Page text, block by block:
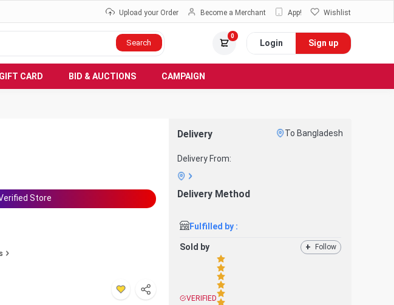
Upload your Order Become a Merchant App! Wishlist
Search
0
Login Sign up
GIFT CARD BID & AUCTIONS CAMPAIGN
Store
Delivery To Bangladesh
Delivery From:
Delivery Method
Fulfilled by :
Sold by + Follow
VERIFIED